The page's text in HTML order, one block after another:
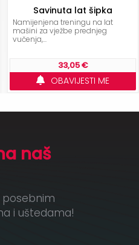
Savinuta lat šipka
Namijenjena treningu na lat
mašini za vježbe prednjeg
vučenja,...
33,05 €
OBAVIJESTI ME
naš
posebnim
i uštedama!